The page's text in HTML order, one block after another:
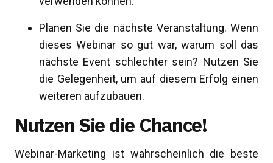
Planen Sie die nächste Veranstaltung. Wenn
dieses Webinar so gut war, warum soll das
nächste Event schlechter sein? Nutzen Sie
die Gelegenheit, um auf diesem Erfolg einen
weiteren aufzubauen.
Nutzen Sie die Chance!
Webinar-Marketing ist wahrscheinlich die beste